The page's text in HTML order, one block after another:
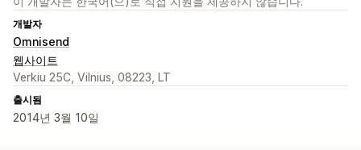
개발자
Omnisend
웹사이트
Verkiu 25C, Vilnius, 08223, LT
출시됨
2014년 3월 10일